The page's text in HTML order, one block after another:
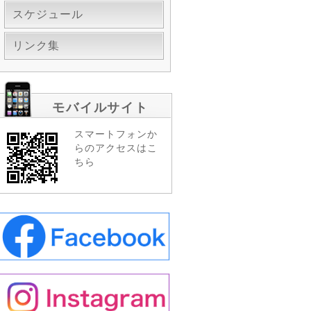
スケジュール
リンク集
モバイルサイト
スマートフォンか
らのアクセスはこ
ちら